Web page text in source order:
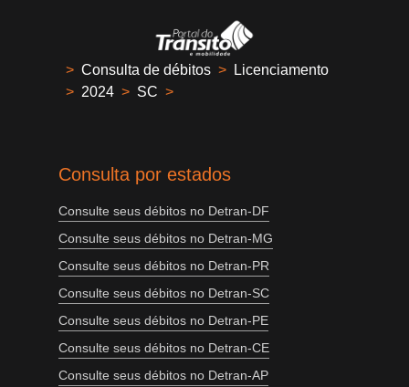
> Consulta de débitos >
Licenciamento
> 2024 > SC >
Consulta por estados
Consulte seus débitos no Detran-DF
Consulte seus débitos no Detran-MG
Consulte seus débitos no Detran-PR
Consulte seus débitos no Detran-SC
Consulte seus débitos no Detran-PE
Consulte seus débitos no Detran-CE
Consulte seus débitos no Detran-AP